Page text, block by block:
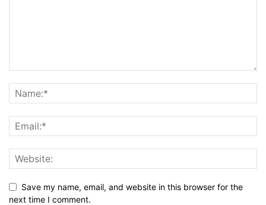
Save my name, email, and website in this browser for the
next time I comment.